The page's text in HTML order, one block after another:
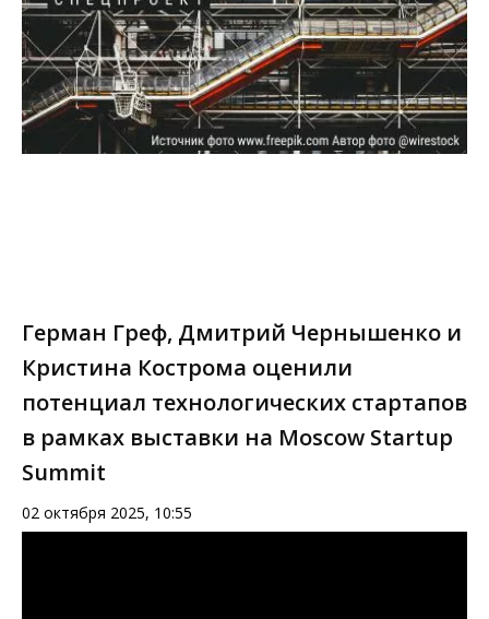
Герман Греф, Дмитрий Чернышенко и
Кристина Кострома оценили
потенциал технологических стартапов
в рамках выставки на Moscow Startup
Summit
02 октября 2025, 10:55